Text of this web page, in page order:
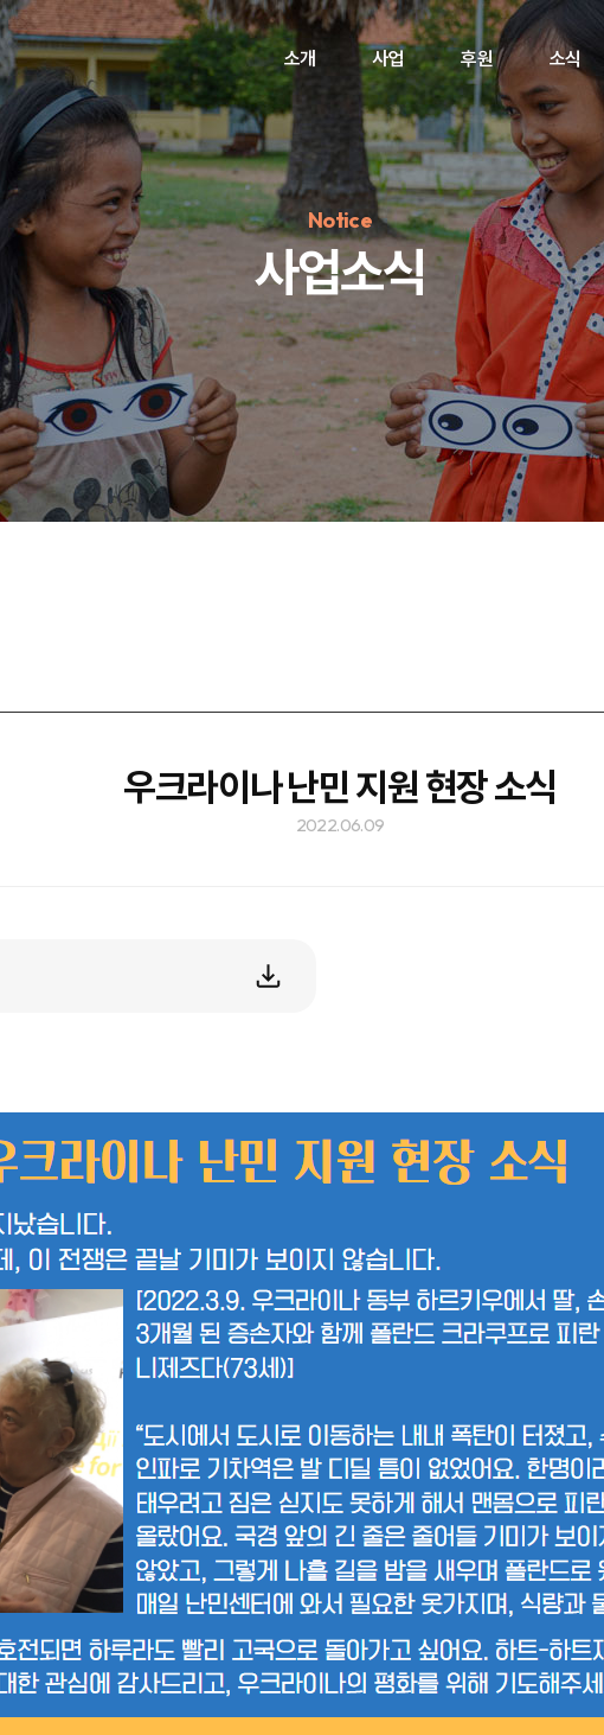
소개 사업 후원 소식
#정기후원 #하트플레이스#캠페인#팬덤후원
Notice
사업소식
우크라이나 난민 지원 현장 소식
2022.06.09